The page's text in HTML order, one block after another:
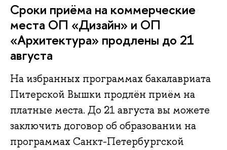
Сроки приёма на коммерческие
места ОП «Дизайн» и ОП
«Архитектура» продлены до 21
августа
На избранных программах бакалавриата
Питерской Вышки продлён приём на
платные места. До 21 августа вы можете
заключить договор об образовании на
программах Санкт-Петербургской